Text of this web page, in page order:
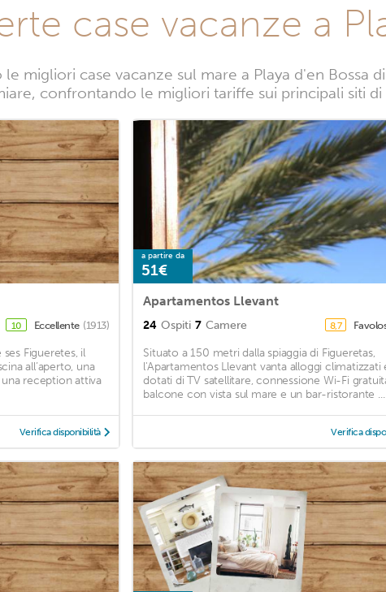
case vacanze a
migliori case vacanze sul mare a Playa d'en Bossa
confrontando le migliori tariffe sui principali siti di
10 Eccellente (1913)
Figueretes, il
all’aperto, una
reception attiva
Verifica disponibilità
a partire da
51€
Apartamentos Llevant
24 Ospiti 7 Camere 8,7
Situato a 150 metri dalla spiaggia di Figueretas,
l'Apartamentos Llevant vanta alloggi climatizzati
dotati di TV satellitare, connessione Wi-Fi
balcone con vista sul mare e un bar-ristorante ...
Verifica